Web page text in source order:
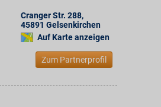
Cranger Str. 288,
45891 Gelsenkirchen
Auf Karte anzeigen
Zum Partnerprofil